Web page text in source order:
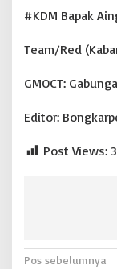
#KDM Bapak
Team/Red
GMOCT:
Editor:
Post Views:
Pos sebelumnya